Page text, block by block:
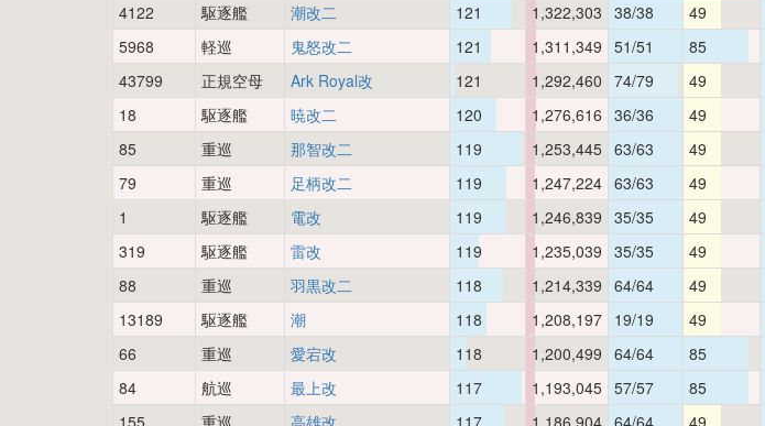
4122
駆逐艦 潮改二 121 1,322,303 38/38 49
5968
軽巡 鬼怒改二 121 1,311,349 51/51 85
43799
正規空母 Ark Royal改 121 1,292,460 74/79 49
18
駆逐艦 暁改二 120 1,276,616 36/36 49
85
重巡 那智改二 119 1,253,445 63/63 49
79
重巡 足柄改二 119 1,247,224 63/63 49
1
駆逐艦 電改 119 1,246,839 35/35 49
319
駆逐艦 雷改 119 1,235,039 35/35 49
88
重巡 羽黒改二 118 1,214,339 64/64 49
13189
駆逐艦 潮 118 1,208,197 19/19 49
66
重巡 愛宕改 118 1,200,499 64/64 85
84
航巡 最上改 117 1,193,045 57/57 85
155
重巡 高雄改 117 1,186,904 64/64 49